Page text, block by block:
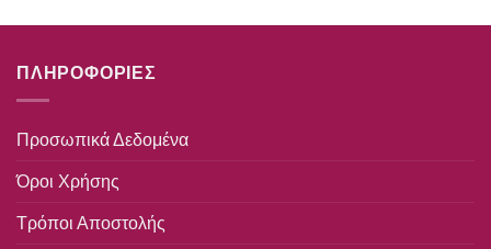
ΠΛΗΡΟΦΟΡΙΕΣ
Προσωπικά Δεδομένα
Όροι Χρήσης
Τρόποι Αποστολής